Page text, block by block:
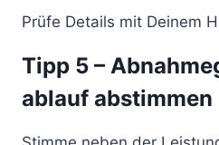
Prüfe Details mit Deinem
Tipp 5 –
ablauf abstimmen